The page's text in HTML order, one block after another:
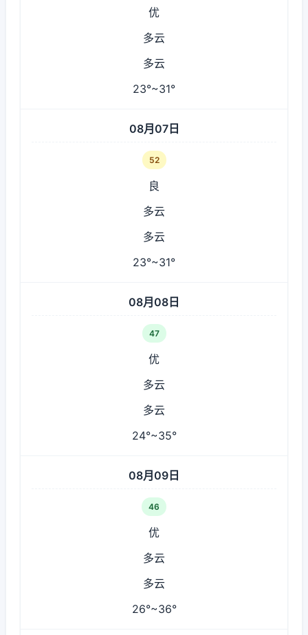
优
多云
多云
23°~31°
08月07日
52
良
多云
多云
23°~31°
08月08日
47
优
多云
多云
24°~35°
08月09日
46
优
多云
多云
26°~36°